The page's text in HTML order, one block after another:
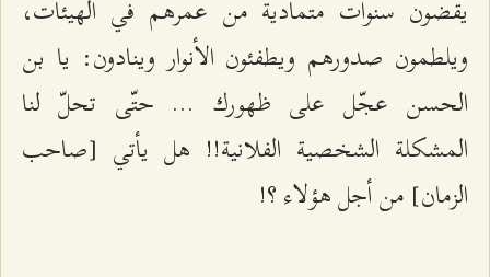
يقضون سنوات متمادية من عمرهم في الهيئات،
ويلطمون صدورهم ويطفئون الأنوار وينادون: يا بن
الحسن عجّل على ظهورك ... حتّى تحلّ لنا
المشكلة الشخصية الفلانية!! هل يأتي [صاحب
الزمان] من أجل هؤلاء ؟!